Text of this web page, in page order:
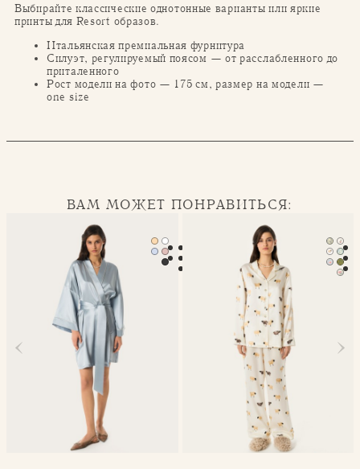
Выбирайте классические однотонные варианты или яркие
принты для Resort образов.
Итальянская премиальная фурнитура
Силуэт, регулируемый поясом — от расслабленного до
приталенного
Рост модели на фото — 175 см, размер на модели —
one size
ВАМ МОЖЕТ ПОНРАВИТЬСЯ:
Халат-кимоно Mona Классическая пижама